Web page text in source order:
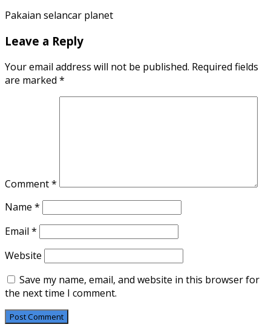
Pakaian selancar planet
Leave a Reply
Your email address will not be published. Required fields
are marked *
Comment*
Name *
Email *
Website
Save my name, email, and website in this browser for
the next time I comment.